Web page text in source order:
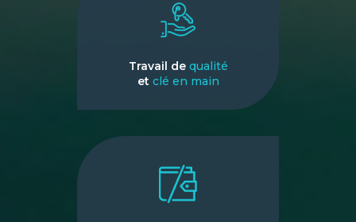
Travail de qualité
et clé en main